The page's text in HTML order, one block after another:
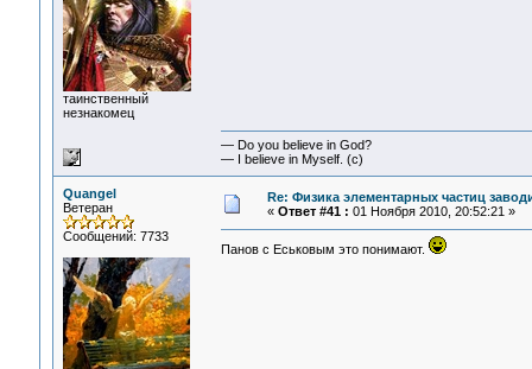
таинственный
незнакомец
— Do you believe in God?
— I believe in Myself. (c)
Quangel
Ветеран
Сообщений: 7733
Re: Физика элементарных частиц
« Ответ #41 : 01 Ноября 2010, 20:52:21 »
Панов с Еськовым это понимают.